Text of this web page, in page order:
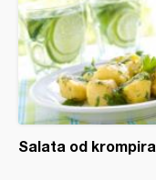
Salata od krompira